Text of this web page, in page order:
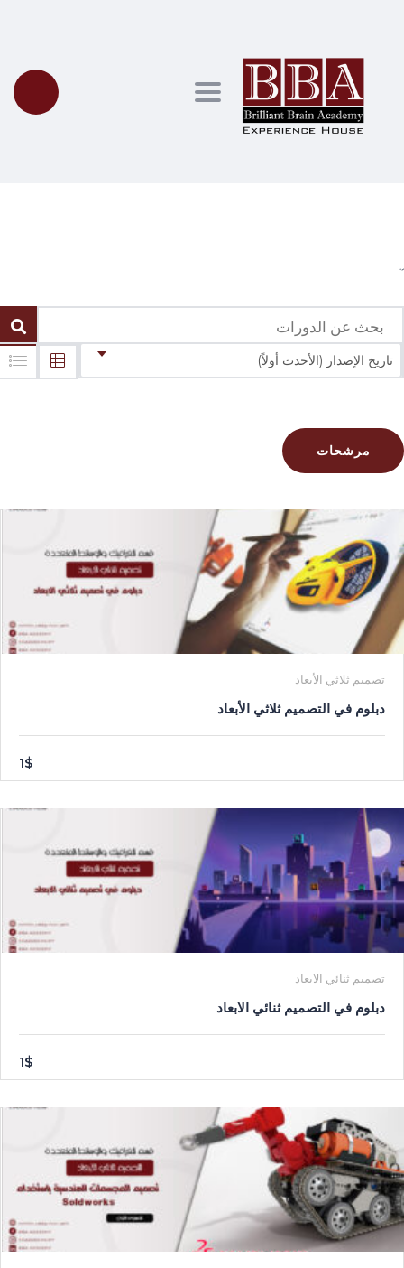
Toggle navigation
الدورات
تاريخ الإصدار (الأحدث أولاً)
مرشحات
تصميم ثلاثي الأبعاد
دبلوم في التصميم ثلاثي الأبعاد
1$
تصميم ثنائي الابعاد
دبلوم في التصميم ثنائي الابعاد
1$